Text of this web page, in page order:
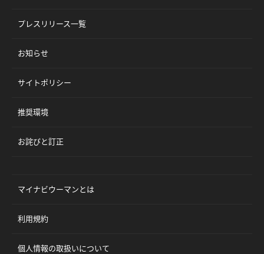
プレスリリース一覧
お知らせ
サイトポリシー
推奨環境
お詫びと訂正
マイナビウーマンとは
利用規約
個人情報の取扱いについて